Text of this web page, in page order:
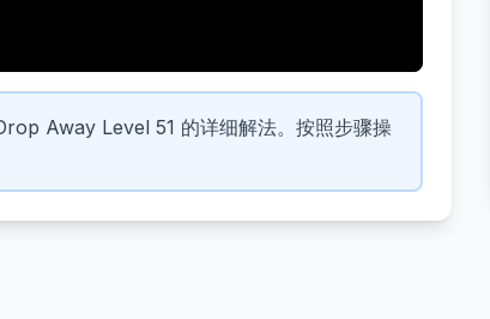
Away Level 51 的详细解法。按照步骤操